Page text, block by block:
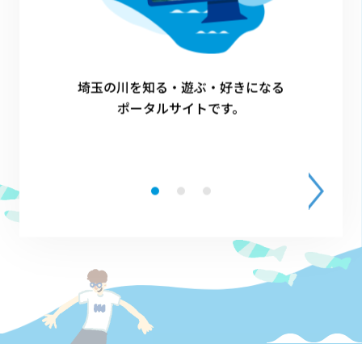
埼玉の川を知る・遊ぶ・好きになる
ポータルサイトです。